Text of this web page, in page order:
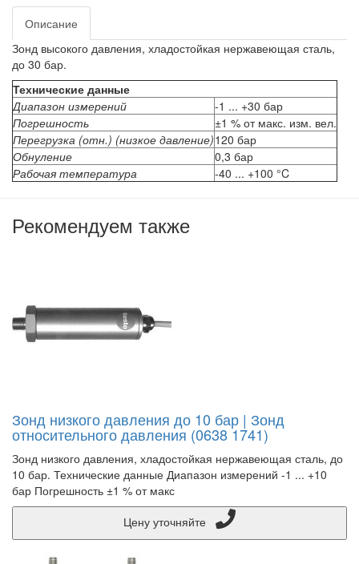
Описание
Зонд высокого давления, хладостойкая нержавеющая сталь,
до 30 бар.
Технические данные
Диапазон измерений
-1 ... +30 бар
Погрешность
±1 % от макс. изм. вел.
Перегрузка (отн.) (низкое давление)120 бар
Обнуление
0,3 бар
Рабочая температура
-40 ... +100 °C
Рекомендуем также
Зонд низкого давления до 10 бар | Зонд
относительного давления (0638 1741)
Зонд низкого давления, хладостойкая нержавеющая сталь, до
10 бар. Технические данные Диапазон измерений -1 ... +10
бар Погрешность ±1 % от макс